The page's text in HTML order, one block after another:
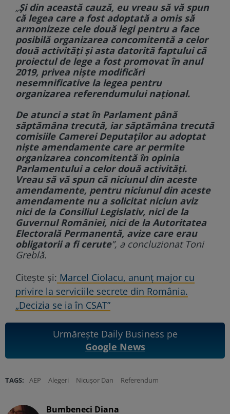
„Și din această cauză, eu vreau să vă spun
că legea care a fost adoptată a omis să
armonizeze cele două legi pentru a face
posibilă organizarea concomitentă a celor
două activități și asta datorită faptului că
proiectul de lege a fost promovat în anul
2019, privea niște modificări
nesemnificative la legea pentru
organizarea referendumului național.
De atunci a stat în Parlament până
săptămâna trecută, iar săptămâna trecută
comisiile Camerei Deputaților au adoptat
niște amendamente care ar permite
organizarea concomitentă în opinia
Parlamentului a celor două activități.
Vreau să vă spun că niciunul din aceste
amendamente, pentru niciunul din aceste
amendamente nu a solicitat niciun aviz
nici de la Consiliul Legislativ, nici de la
Guvernul României, nici de la Autoritatea
Electorală Permanentă, avize care erau
obligatorii a fi cerute”, a concluzionat Toni
Greblă.
Citește și: Marcel Ciolacu, anunț major cu
privire la serviciile secrete din România.
„Decizia se ia în CSAT”
Urmărește Daily Business pe
Google News
TAGS: AEP Alegeri Nicușor Dan Referendum
Bumbeneci Diana